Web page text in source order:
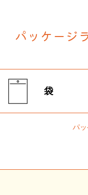
パッケージ
袋
パ